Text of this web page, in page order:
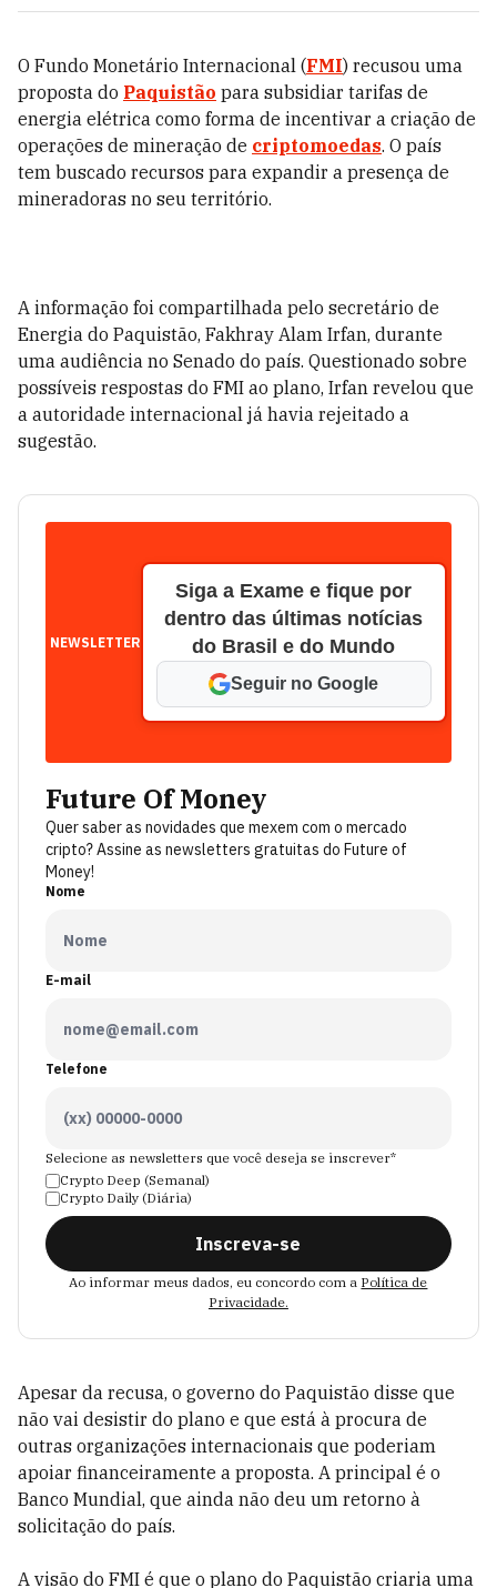
O Fundo Monetário Internacional (FMI) recusou uma
proposta do Paquistão para subsidiar tarifas de
energia elétrica como forma de incentivar a criação de
operações de mineração de criptomoedas. O país
tem buscado recursos para expandir a presença de
mineradoras no seu território.
A informação foi compartilhada pelo secretário de
Energia do Paquistão, Fakhray Alam Irfan, durante
uma audiência no Senado do país. Questionado sobre
possíveis respostas do FMI ao plano, Irfan revelou que
a autoridade internacional já havia rejeitado a
sugestão.
NEWSLETTER
Siga a Exame e fique por
dentro das últimas notícias
do Brasil e do Mundo
Seguir no Google
Future Of Money
Quer saber as novidades que mexem com o mercado
cripto? Assine as newsletters gratuitas do Future of
Money!
Nome
E-mail
Telefone
Selecione as newsletters que você deseja se inscrever*
Crypto Deep (Semanal)
Crypto Daily (Diária)
Inscreva-se
Ao informar meus dados, eu concordo com a Política de
Privacidade.
Apesar da recusa, o governo do Paquistão disse que
não vai desistir do plano e que está à procura de
outras organizações internacionais que poderiam
apoiar financeiramente a proposta. A principal é o
Banco Mundial, que ainda não deu um retorno à
solicitação do país.
A visão do FMI é que o plano do Paquistão criaria uma